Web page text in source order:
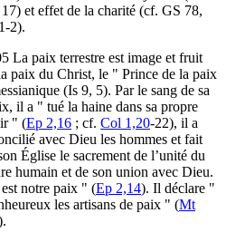
et effet de la charité (cf. GS 78,
2).
La paix terrestre est image et fruit
paix du Christ, le " Prince de la paix
(Is 9, 5). Par le sang de sa
il a " tué la haine dans sa propre
" (Ep 2,16 ; cf. Col 1,20-22), il a
avec Dieu les hommes et fait
Église le sacrement de l’unité du
humain et de son union avec Dieu.
notre paix " (Ep 2,14). Il déclare "
les artisans de paix " (Mt